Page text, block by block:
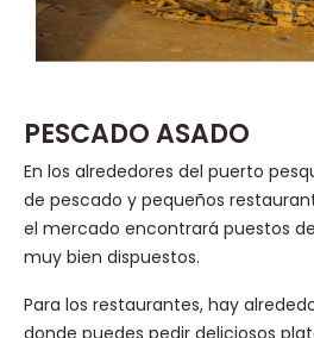
PESCADO ASADO
En los alrededores del puerto
de pescado y pequeños
el mercado encontrará puestos
muy bien dispuestos.
Para los restaurantes, hay
donde puedes pedir deliciosos